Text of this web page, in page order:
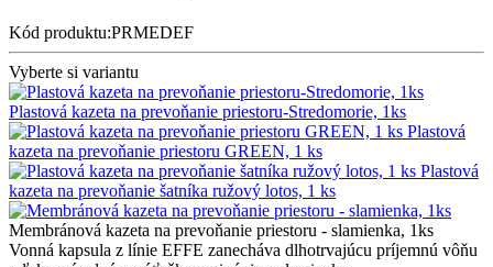
Kód produktu:PRMEDEF
Vyberte si variantu
Plastová kazeta na prevoňanie priestoru-Stredomorie, 1ks
Plastová
kazeta na prevoňanie priestoru GREEN, 1 ks
Plastová
kazeta na prevoňanie šatníka ružový lotos, 1 ks
Membránová kazeta na prevoňanie priestoru - slamienka, 1ks
Vonná kapsula z línie EFFE zanecháva dlhotrvajúcu príjemnú vôňu